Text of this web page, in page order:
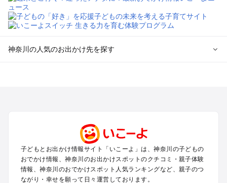
神奈川の人気のお出かけ先を探す
小田原・熱海・湯河原・真鶴のプールお出かけ
町田・相模原・愛川・上野原のプールお出かけ
新横浜・港北エリア・日吉・青葉台・鶴見のプールお出かけ
川崎のプールお出かけ
海老名・厚木のプールお出かけ
子どもとお出かけ情報サイト「いこーよ」は、神奈川の子どもの
おでかけ情報、神奈川のお出かけスポットのクチコミ・親子体験
情報、神奈川のおでかけスポット人気ランキングなど、親子のつ
ながり・幸せを願って日々運営しております。